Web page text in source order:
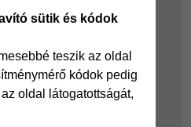
sütik és kódok
teszik az oldal
kódok pedig
oldal látogatottságát,